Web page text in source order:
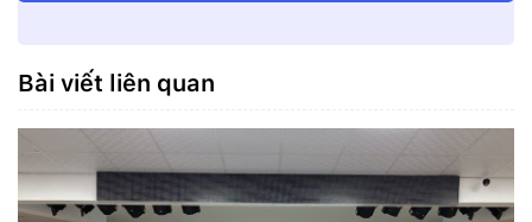
Bài viết liên quan